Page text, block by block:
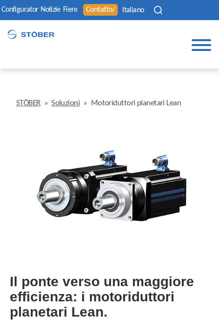
Configurator Notizie Fiere Contatto/ Italiano
STÖBER » Soluzioni » Motoriduttori planetari Lean
Il ponte verso una maggiore
efficienza: i motoriduttori
planetari Lean.